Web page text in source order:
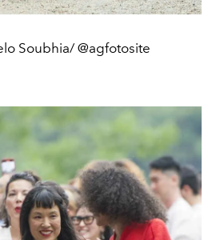
Soubhia/ @agfotosite